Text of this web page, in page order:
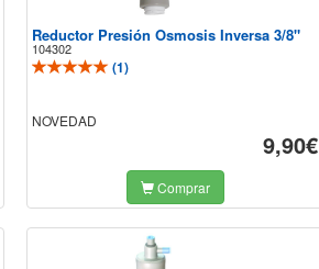
Reductor Presión Osmosis Inversa 3/8"
104302
(1)
NOVEDAD
9,90€
Comprar